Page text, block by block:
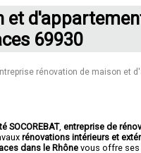
et
69930
rénovation de maison et
SOCOREBAT,entreprise de
rénovations intérieurs et
dans le Rhônevous offre ses